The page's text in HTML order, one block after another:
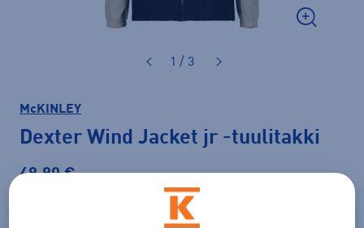
1 / 3
McKINLEY
Dexter Wind Jacket jr -tuulitakki
49,90 €